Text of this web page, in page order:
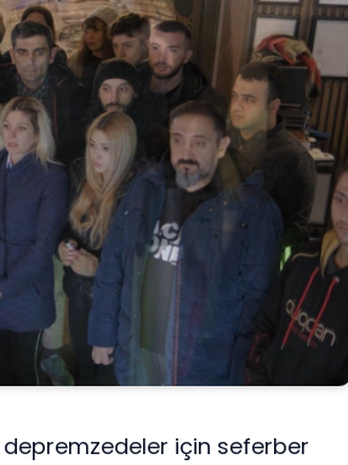
depremzedeler için seferber